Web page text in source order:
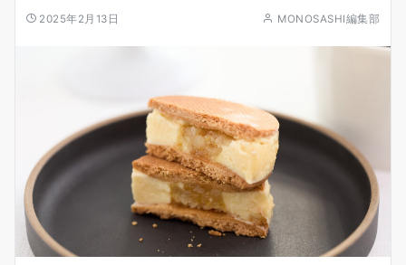
2025年2月13日 MONOSASHI編集部